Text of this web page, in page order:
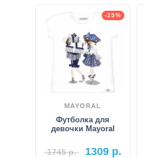
-25%
MAYORAL
Футболка для
девочки Mayoral
1745р. 1309 р.